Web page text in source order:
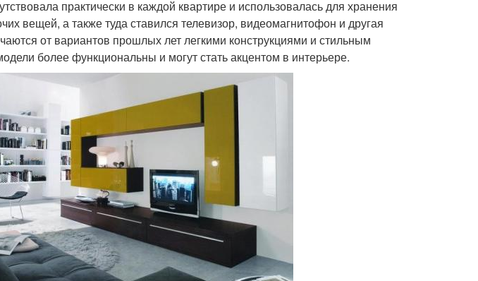
практически в каждой квартире и использовалась для хранения
вещей, а также туда ставился телевизор, видеомагнитофон и другая
от вариантов прошлых лет легкими конструкциями и стильным
более функциональны и могут стать акцентом в интерьере.